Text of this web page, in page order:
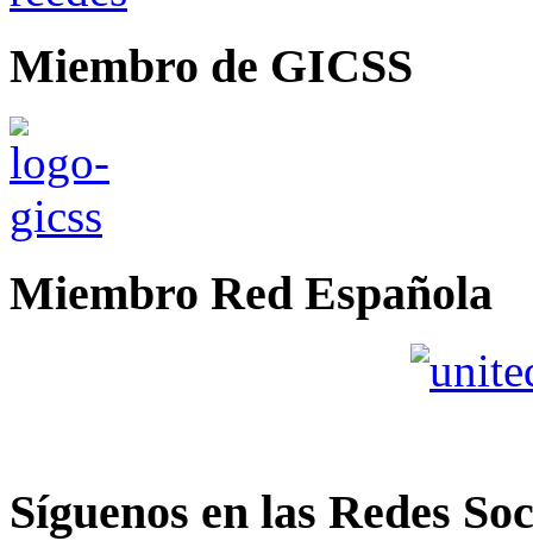
Miembro de GICSS
Miembro Red Española
Síguenos en las Redes